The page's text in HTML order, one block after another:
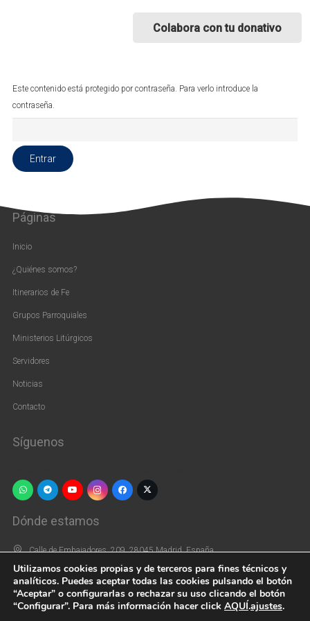
Colabora con tu donativo
Este contenido está protegido por contraseña. Para verlo introduce la
contraseña.
Páginas
Inicio
¿Quiénes somos?
Itinerarios de Fe
Grupos Parroquiales
Ministerios Litúrgicos
Servidores
Noticias
Contacto
Síguenos
Dónde estamos
Calle de Embajadores, 209, 28045 Madrid, España
+34 915 39 66 44
parroquiasaninocentes@gmail.com
Utilizamos cookies propias y de terceros para fines técnicos y
analíticos. Puedes aceptar todas las cookies pulsando el botón
“Aceptar” o configurarlas o rechazar su uso clicando el botón
“Configurar”. Para más información hacer click AQUÍ.ajustes.